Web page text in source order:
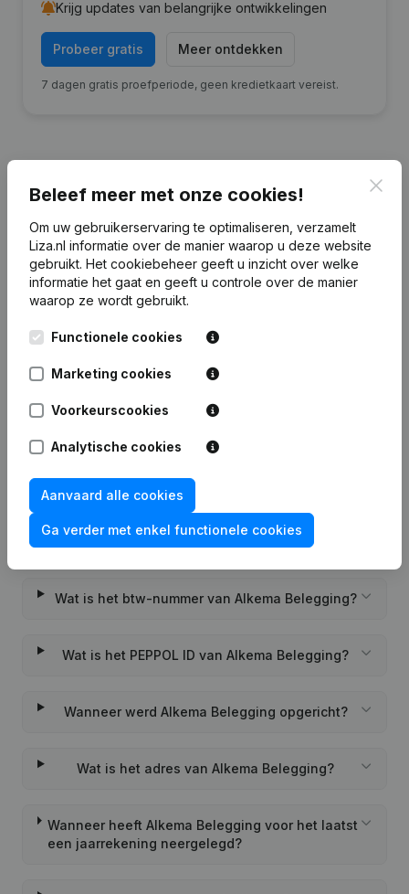
Krijg updates van belangrijke ontwikkelingen
Probeer gratis Meer ontdekken
7 dagen gratis proefperiode, geen kredietkaart vereist.
Financiële gegevens van Alkema
Belegging
2024 2023 2022
vermogen
€ 1.023.928 1.062.869
Personeel 0
Veelgestelde vragen
Wat is het KVK-nummer van Alkema Belegging?
Wat is het btw-nummer van Alkema Belegging?
Wat is het PEPPOL ID van Alkema Belegging?
Wanneer werd Alkema Belegging opgericht?
Wat is het adres van Alkema Belegging?
Wanneer heeft Alkema Belegging voor het laatst
een jaarrekening neergelegd?
Beleef meer met onze cookies!
Om uw gebruikerservaring te optimaliseren, verzamelt
Liza.nl informatie over de manier waarop u deze website
gebruikt. Het cookiebeheer geeft u inzicht over welke
informatie het gaat en geeft u controle over de manier
waarop ze wordt gebruikt.
Functionele cookies
Marketing cookies
Voorkeurscookies
Analytische cookies
Aanvaard alle cookies
Ga verder met enkel functionele cookies